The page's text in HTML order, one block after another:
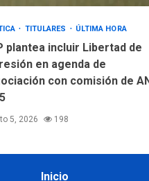
TITULARES ÚLTIMA HORA
plantea incluir Libertad de
en agenda de
con comisión de
5, 2026 198
Inicio